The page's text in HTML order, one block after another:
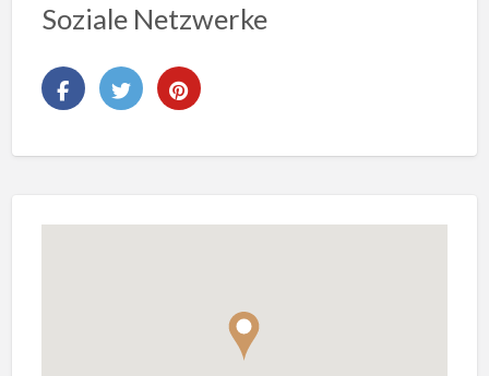
Soziale Netzwerke